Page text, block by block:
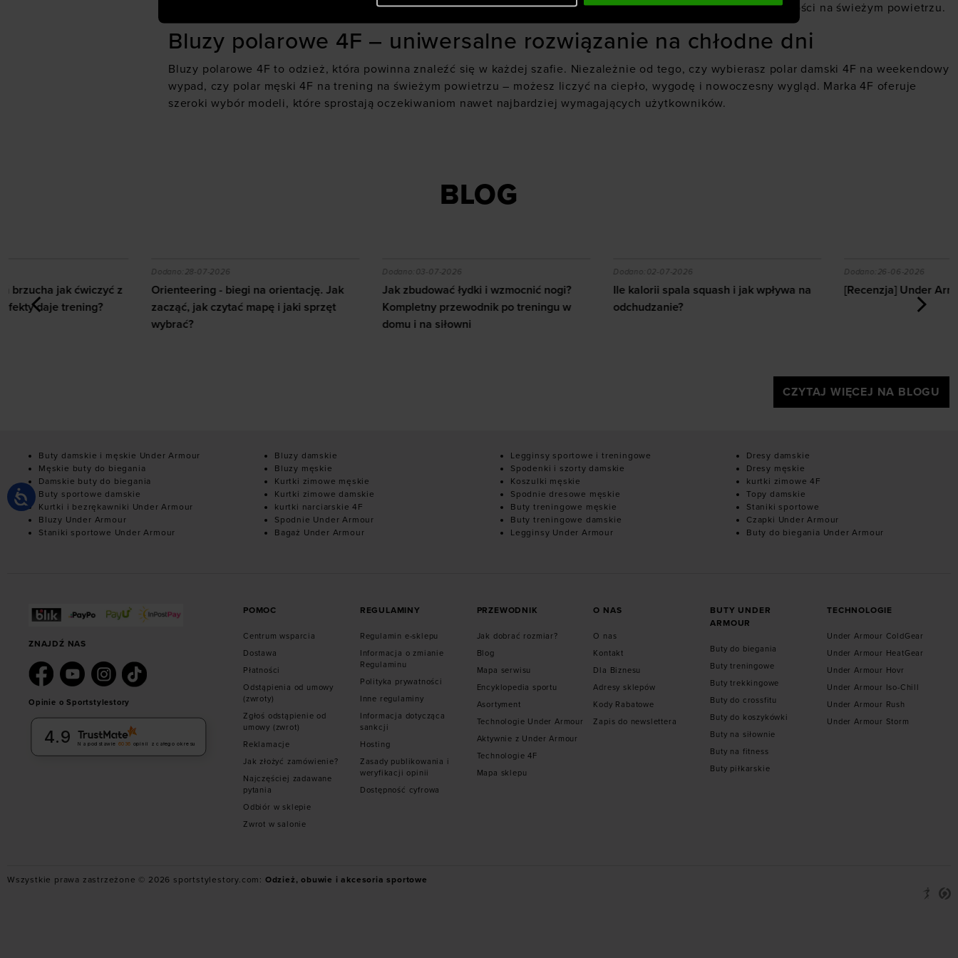
Bluza polarowa damska 4F doskonale sprawdzi się zarówno podczas jesiennych spacerów, jak i zimowych aktywności na świeżym powietrzu.
Bluzy polarowe 4F – uniwersalne rozwiązanie na chłodne dni
Bluzy polarowe 4F to odzież, która powinna znaleźć się w każdej szafie. Niezależnie od tego, czy wybierasz polar damski 4F na weekendowy
wypad, czy polar męski 4F na trening na świeżym powietrzu – możesz liczyć na ciepło, wygodę i nowoczesny wygląd. Marka 4F oferuje
szeroki wybór modeli, które sprostają oczekiwaniom nawet najbardziej wymagających użytkowników.
BLOG
z ab wheel i jakie efekty daje trening?
Orienteering - biegi na orientację. Jak zacząć, jak czytać mapę i jaki sprzęt wybrać?
Orienteering - biegi na orientację. Jak
zacząć, jak czytać mapę i jaki sprzęt
Jak zbudować łydki i wzmocnić nogi? Kompletny przewodnik po treningu w domu i na siłowni
Jak zbudować łydki i wzmocnić nogi?
Kompletny przewodnik po treningu w
Ile kalorii spala squash i jak wpływa na odchudzanie?
Ile kalorii spala squash i jak wpływa na
odchudzanie?
[Recenzja] Under Armour UA Explor Trail
[Recenzja] Under Armour UA Explor Trail
CZYTAJ WIĘCEJ NA BLOGU
Buty damskie i męskie Under Armour
Męskie buty do biegania
Damskie buty do biegania
Buty sportowe damskie
Kurtki i bezrękawniki Under Armour
Bluzy Under Armour
Staniki sportowe Under Armour
Bluzy damskie
Bluzy męskie
Kurtki zimowe męskie
Kurtki zimowe damskie
kurtki narciarskie 4F
Spodnie Under Armour
Bagaż Under Armour
Legginsy sportowe i treningowe
Spodenki i szorty damskie
Koszulki męskie
Spodnie dresowe męskie
Buty treningowe męskie
Buty treningowe damskie
Legginsy Under Armour
Dresy damskie
Dresy męskie
kurtki zimowe 4F
Topy damskie
Staniki sportowe
Czapki Under Armour
Buty do biegania Under Armour
ZNAJDŹ NAS
Opinie o Sportstylestory
4.9 Na podstawie 6036 opinii z całego okresu
POMOC
Centrum wsparcia
Dostawa
Płatności
Odstąpienia od umowy
(zwroty)
Zgłoś odstąpienie od
umowy (zwrot)
Reklamacje
Jak złożyć zamówienie?
Najczęściej zadawane
pytania
Odbiór w sklepie
Zwrot w salonie
REGULAMINY
Regulamin e-sklepu
Informacja o zmianie
Regulaminu
Polityka prywatności
Inne regulaminy
Informacja dotycząca
sankcji
Hosting
Zasady publikowania i
weryfikacji opinii
Dostępność cyfrowa
PRZEWODNIK
Jak dobrać rozmiar?
Blog
Mapa serwisu
Encyklopedia sportu
Asortyment
Technologie Under Armour
Aktywnie z Under Armour
Technologie 4F
Mapa sklepu
O NAS
O nas
Kontakt
Dla Biznesu
Adresy sklepów
Kody Rabatowe
Zapis do newslettera
BUTY UNDER
ARMOUR
Buty do biegania
Buty treningowe
Buty trekkingowe
Buty do crossfitu
Buty do koszykówki
Buty na siłownie
Buty na fitness
Buty piłkarskie
TECHNOLOGIE
Under Armour ColdGear
Under Armour HeatGear
Under Armour Hovr
Under Armour Iso-Chill
Under Armour Rush
Under Armour Storm
Wszystkie prawa zastrzeżone © 2026 sportstylestory.com: Odzież, obuwie i akcesoria sportowe